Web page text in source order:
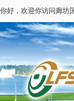
你好，欢迎你访问廊坊